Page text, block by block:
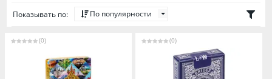
Красноярский край
Москва и область
Показывать по: По популярности
(0) (0)